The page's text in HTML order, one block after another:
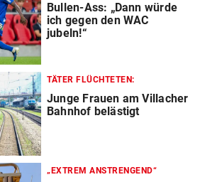
Bullen-Ass: „Dann würde
ich gegen den WAC
jubeln!“
TÄTER FLÜCHTETEN:
Junge Frauen am Villacher
Bahnhof belästigt
„EXTREM ANSTRENGEND“